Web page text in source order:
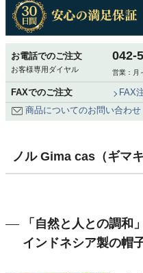
お電話でのご注文
お客様専用ダイヤル
042-
営業：月
FAXでのご注文
FAX
商品についてのお問い合わせ
ノル Gima cas（ギマ
「自然と人との調和
インドネシア製の帽